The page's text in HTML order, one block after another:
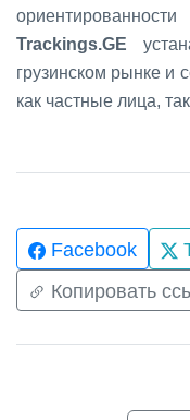
Trackings.GE
грузинском рынке и
как частные лица,
Facebook
Копировать